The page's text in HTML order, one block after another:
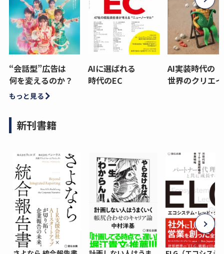
“会話型”広告は
何を変えるのか？
AIに選ばれる
時代のEC
AI実装時代の
世界のクリエ
もっと見る
新刊書籍